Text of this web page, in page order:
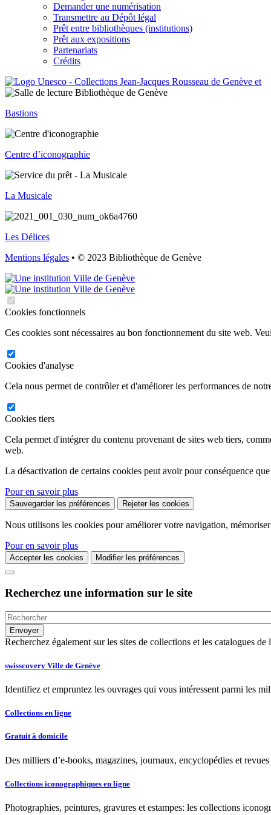
Demander une numérisation
Transmettre au Dépôt légal
Prêt entre bibliothèques (institutions)
Prêt aux expositions
Partenariats
Crédits
Bastions
Centre d’iconographie
La Musicale
Les Délices
Mentions légales • © 2023 Bibliothèque de Genève
Cookies fonctionnels
Ces cookies sont nécessaires au bon fonctionnement du site web.
Cookies d'analyse
Cela nous permet de contrôler et d'améliorer les performances de
Cookies tiers
Cela permet d'intégrer du contenu provenant de sites web tiers,
web.
La désactivation de certains cookies peut avoir pour conséquence
Pour en savoir plus
Sauvegarder les préférences Rejeter les cookies
Nous utilisons les cookies pour améliorer votre navigation,
Pour en savoir plus
Accepter les cookies Modifier les préférences
Recherchez une information sur le site
Recherchez également sur les sites de collections et les catalogues
swisscovery Ville de Genève
Identifiez et empruntez les ouvrages qui vous intéressent parmi les
Collections en ligne
Gratuit à domicile
Des milliers d’e-books, magazines, journaux, encyclopédies et
Collections iconographiques en ligne
Photographies, peintures, gravures et estampes: les collections